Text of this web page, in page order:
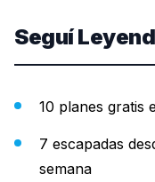
Seguí
10 planes gratis
7 escapadas
semana